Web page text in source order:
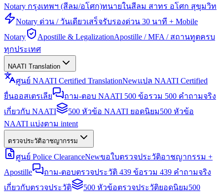
Notary กรุงเทพฯ (สีลม/อโศก)ทนายในสีลม สาทร อโศก สุขุมวิท
Notary ด่วน / วันเดียวเสร็จรับรองด่วน 30 นาที + Mobile
Notary
Apostille & LegalizationApostille / MFA / สถานทูตครบ
ทุกประเทศ
NAATI Translation
ศูนย์ NAATI Certified TranslationNewแปล NAATI Certified
ยื่นออสเตรเลีย
ถาม-ตอบ NAATI 500 ข้อรวม 500 คำถามจริง
เกี่ยวกับ NAATI
500 หัวข้อ NAATI ยอดนิยม500 หัวข้อ
NAATI แบ่งตาม intent
ตรวจประวัติอาชญากรรม
ศูนย์ Police ClearanceNewขอใบตรวจประวัติอาชญากรรม +
Apostille
ถาม-ตอบตรวจประวัติ 439 ข้อรวม 439 คำถามจริง
เกี่ยวกับตรวจประวัติ
500 หัวข้อตรวจประวัติยอดนิยม500